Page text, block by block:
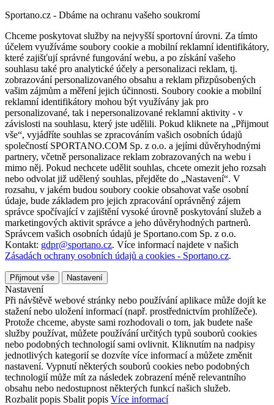
Sportano.cz - Dbáme na ochranu vašeho soukromí
Chceme poskytovat služby na nejvyšší sportovní úrovni. Za tímto
účelem využíváme soubory cookie a mobilní reklamní identifikátory,
které zajišťují správné fungování webu, a po získání vašeho
souhlasu také pro analytické účely a personalizaci reklam, tj.
zobrazování personalizovaného obsahu a reklam přizpůsobených
vašim zájmům a měření jejich účinnosti. Soubory cookie a mobilní
reklamní identifikátory mohou být využívány jak pro
personalizované, tak i nepersonalizované reklamní aktivity - v
závislosti na souhlasu, který jste udělili. Pokud kliknete na „Přijmout
vše“, vyjádříte souhlas se zpracováním vašich osobních údajů
společností SPORTANO.COM Sp. z o.o. a jejími důvěryhodnými
partnery, včetně personalizace reklam zobrazovaných na webu i
mimo něj. Pokud nechcete udělit souhlas, chcete omezit jeho rozsah
nebo odvolat již udělený souhlas, přejděte do „Nastavení“. V
rozsahu, v jakém budou soubory cookie obsahovat vaše osobní
údaje, bude základem pro jejich zpracování oprávněný zájem
správce spočívající v zajištění vysoké úrovně poskytování služeb a
marketingových aktivit správce a jeho důvěryhodných partnerů.
Správcem vašich osobních údajů je Sportano.com Sp. z o.o.
Kontakt: gdpr@sportano.cz. Více informací najdete v našich
Zásadách ochrany osobních údajů a cookies - Sportano.cz.
Přijmout vše Nastavení
Nastavení
Při návštěvě webové stránky nebo používání aplikace může dojít ke
stažení nebo uložení informací (např. prostřednictvím prohlížeče).
Protože chceme, abyste sami rozhodovali o tom, jak budete naše
služby používat, můžete používání určitých typů souborů cookies
nebo podobných technologií sami ovlivnit. Kliknutím na nadpisy
jednotlivých kategorií se dozvíte více informací a můžete změnit
nastavení. Vypnutí některých souborů cookies nebo podobných
technologií může mít za následek zobrazení méně relevantního
obsahu nebo nedostupnost některých funkcí našich služeb.
Rozbalit popis Sbalit popis Více informací